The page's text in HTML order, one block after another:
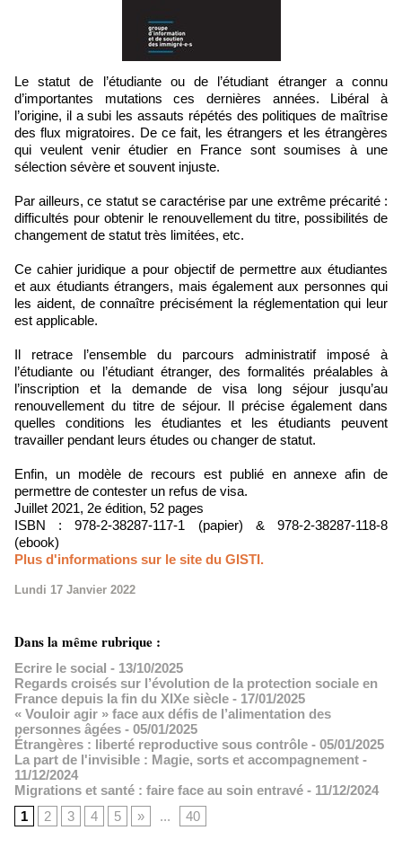
Le statut de l’étudiante ou de l’étudiant étranger a connu
d’importantes mutations ces dernières années. Libéral à
l’origine, il a subi les assauts répétés des politiques de maîtrise
des flux migratoires. De ce fait, les étrangers et les étrangères
qui veulent venir étudier en France sont soumises à une
sélection sévère et souvent injuste.
Par ailleurs, ce statut se caractérise par une extrême précarité :
difficultés pour obtenir le renouvellement du titre, possibilités de
changement de statut très limitées, etc.
Ce cahier juridique a pour objectif de permettre aux étudiantes
et aux étudiants étrangers, mais également aux personnes qui
les aident, de connaître précisément la réglementation qui leur
est applicable.
Il retrace l’ensemble du parcours administratif imposé à
l’étudiante ou l’étudiant étranger, des formalités préalables à
l’inscription et la demande de visa long séjour jusqu’au
renouvellement du titre de séjour. Il précise également dans
quelles conditions les étudiantes et les étudiants peuvent
travailler pendant leurs études ou changer de statut.
Enfin, un modèle de recours est publié en annexe afin de
permettre de contester un refus de visa.
Juillet 2021, 2e édition, 52 pages
ISBN : 978-2-38287-117-1 (papier) & 978-2-38287-118-8
(ebook)
Plus d'informations sur le site du GISTI.
Lundi 17 Janvier 2022
Dans la même rubrique :
Ecrire le social - 13/10/2025
Regards croisés sur l’évolution de la protection sociale en
France depuis la fin du XIXe siècle - 17/01/2025
« Vouloir agir » face aux défis de l’alimentation des
personnes âgées - 05/01/2025
Étrangères : liberté reproductive sous contrôle - 05/01/2025
La part de l'invisible : Magie, sorts et accompagnement -
11/12/2024
Migrations et santé : faire face au soin entravé - 11/12/2024
1
2 3 4 5 » ... 40